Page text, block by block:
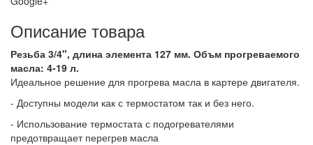
Описание товара
Резьба 3/4", длина элемента 127 мм. Объм прогреваемого
масла: 4-19 л.
Идеальное решение для прогрева масла в картере двигателя.
- Доступны модели как с термостатом так и без него.
- Использование термостата с подогревателями
предотвращает перегрев масла